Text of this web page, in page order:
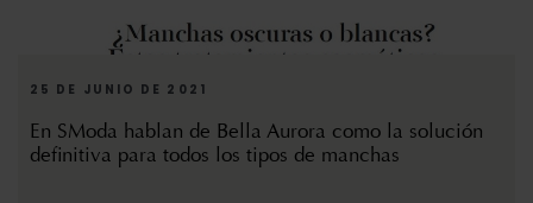
25 DE JUNIO DE 2021
En SModa hablan de Bella Aurora como la solución
definitiva para todos los tipos de manchas